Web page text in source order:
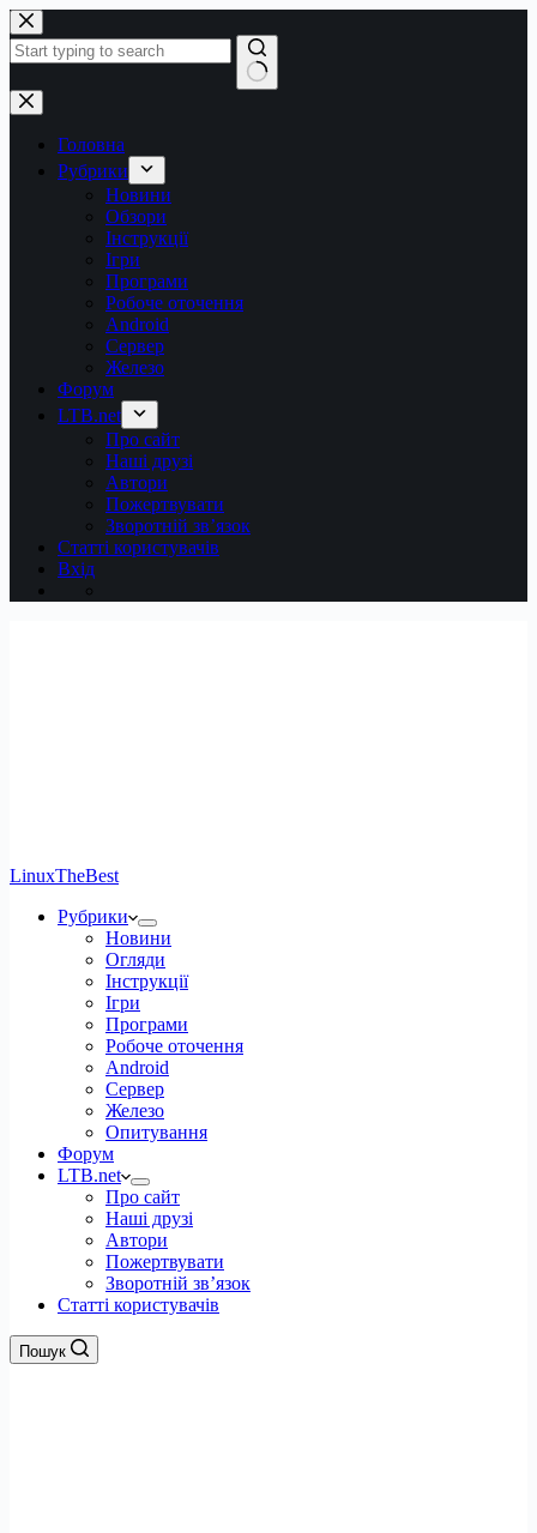
Перейти
до
вмісту
Немає
результатів
Головна
Рубрики
Новини
Обзори
Інструкції
Ігри
Програми
Робоче оточення
Android
Сервер
Железо
Форум
LTB.net
Про сайт
Наші друзі
Автори
Пожертвувати
Зворотній зв’язок
Статті користувачів
Вхід
LinuxTheBest
Рубрики
Новини
Огляди
Інструкції
Ігри
Програми
Робоче оточення
Android
Сервер
Железо
Опитування
Форум
LTB.net
Про сайт
Наші друзі
Автори
Пожертвувати
Зворотній зв’язок
Статті користувачів
Пошук